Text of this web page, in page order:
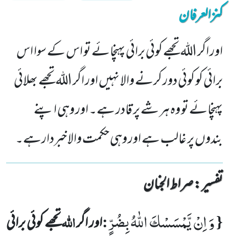
کنزالعرفان
اور اگر اللہ تجھے کوئی برائی پہنچائے تو اس کے سوا اس
برائی کو کوئی دور کرنے والا نہیں اور اگر اللہ تجھے بھلائی
پہنچائے تو وہ ہر شے پر قادر ہے۔ اور وہی اپنے
بندوں پر غالب ہے اور وہی حکمت والا خبردارہے۔
تفسیر : ‎صراط الجنان
{وَ اِنْ یَّمْسَسْكَ اللّٰهُ بِضُرٍّ:اور اگراللہتجھے کوئی برائی